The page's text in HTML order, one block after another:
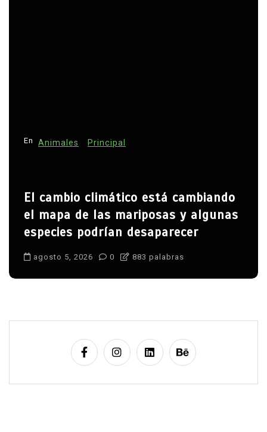
En Animales Principal
El cambio climático está cambiando
el mapa de las mariposas y algunas
especies podrían desaparecer
agosto 5, 2026 0 883 palabras